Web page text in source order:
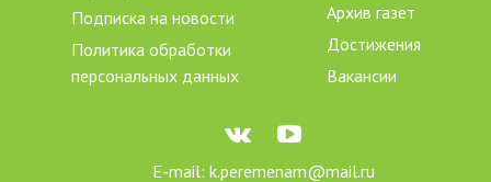
Подписка на новости
Политика обработки
персональных данных
Архив газет
Достижения
Вакансии
E-mail: k.peremenam@mail.ru